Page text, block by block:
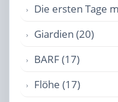
Die ersten Tage
Giardien (20)
BARF (17)
Flöhe (17)